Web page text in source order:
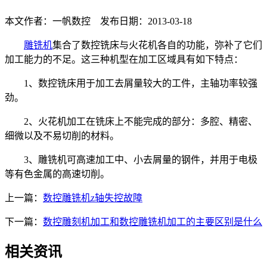
本文作者：一帆数控 发布日期：2013-03-18
雕铣机集合了数控铣床与火花机各自的功能，弥补了它们
加工能力的不足。这三种机型在加工区域具有如下特点：
1、数控铣床用于加工去屑量较大的工件，主轴功率较强
劲。
2、火花机加工在铣床上不能完成的部分：多腔、精密、
细微以及不易切削的材料。
3、雕铣机可高速加工中、小去屑量的钢件，并用于电极
等有色金属的高速切削。
上一篇： 数控雕铣机z轴失控故障
下一篇： 数控雕刻机加工和数控雕铣机加工的主要区别是什么
相关资讯